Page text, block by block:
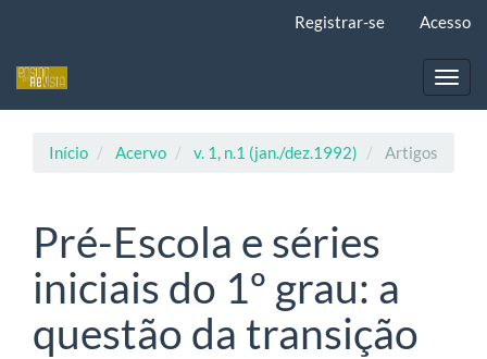
principal
Registrar-se Acesso
Início Acervo v. 1, n.1 (jan./dez.1992) Artigos
Pré-Escola e séries
iniciais do 1º grau: a
questão da transição